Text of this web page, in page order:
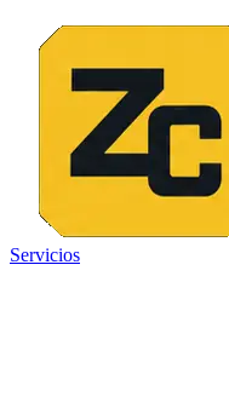
Servicios